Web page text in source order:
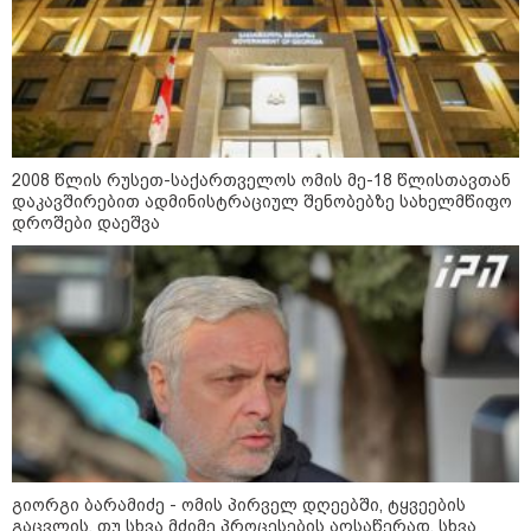
შეხვდებოდა“
„ფასები 2-3 წელში გაორმაგდება“
- ლოკაციები თბილისის
შემოგარენში, სადაც შესაძლოა,
მიწები გაძვირდეს
სამართალი
2008 წლის რუსეთ-საქართველოს ომის მე-18 წლისთავთან
დაკავშირებით ადმინისტრაციულ შენობებზე სახელმწიფო
დროშები დაეშვა
გიორგი ბარამიძე - ომის პირველ დღეებში, ტყვეების
გაცვლის, თუ სხვა მძიმე პროცესების აღსაწერად, სხვა